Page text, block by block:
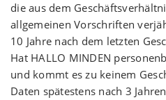
die aus dem
allgemeinen Vorschriften
10 Jahre nach dem letzten
Hat HALLO MINDEN
und kommt es zu keinem
Daten spätestens nach 3